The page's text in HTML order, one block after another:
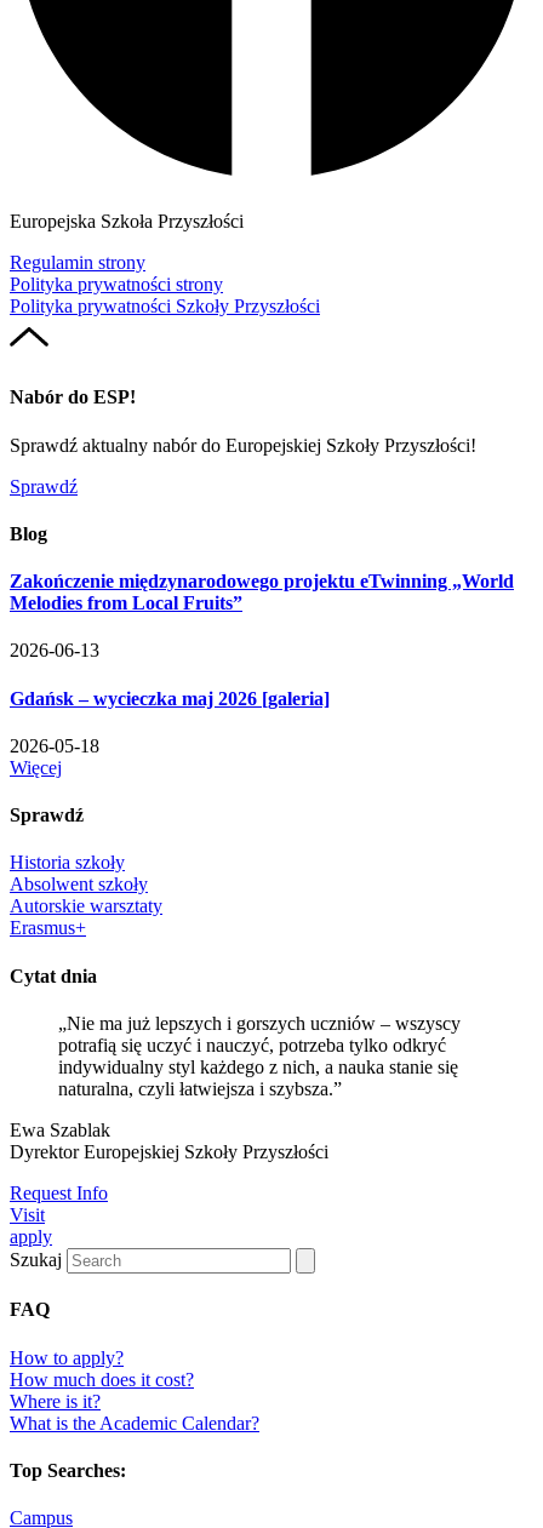
Europejska Szkoła Przyszłości
Regulamin strony
Polityka prywatności strony
Polityka prywatności Szkoły Przyszłości
Nabór do ESP!
Sprawdź aktualny nabór do Europejskiej Szkoły Przyszłości!
Sprawdź
Blog
Zakończenie międzynarodowego projektu eTwinning „World
Melodies from Local Fruits”
2026-06-13
Gdańsk – wycieczka maj 2026 [galeria]
2026-05-18
Więcej
Sprawdź
Historia szkoły
Absolwent szkoły
Autorskie warsztaty
Erasmus+
Cytat dnia
„Nie ma już lepszych i gorszych uczniów – wszyscy
potrafią się uczyć i nauczyć, potrzeba tylko odkryć
indywidualny styl każdego z nich, a nauka stanie się
naturalna, czyli łatwiejsza i szybsza.”
Ewa Szablak
Dyrektor Europejskiej Szkoły Przyszłości
Request Info
Visit
apply
Szukaj
FAQ
How to apply?
How much does it cost?
Where is it?
What is the Academic Calendar?
Top Searches:
Campus